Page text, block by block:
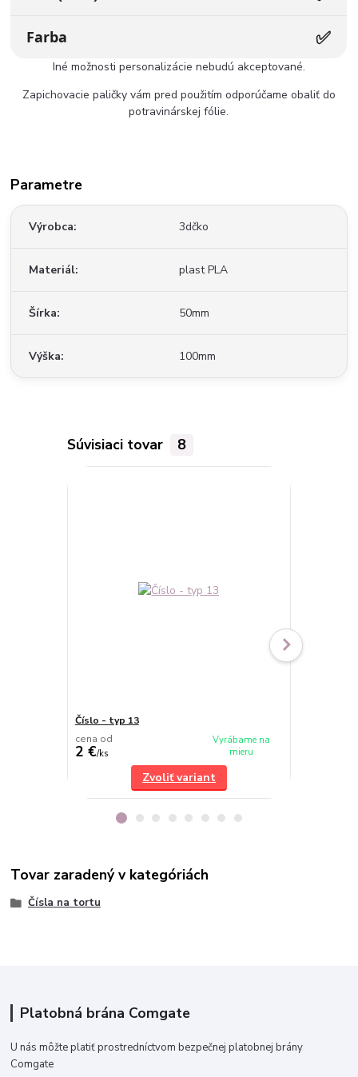
Farba ✅
Iné možnosti personalizácie nebudú akceptované.
Zapichovacie paličky vám pred použitím odporúčame obaliť do
potravinárskej fólie.
Parametre
Výrobca 3dčko
Materiál plast PLA
Šírka 50mm
Výška 100mm
Súvisiaci tovar 8
Číslo - typ 13
cena od
2 €/ks
Vyrábame na
mieru
Zvoliť variant
Tovar zaradený v kategóriách
Čísla na tortu
Platobná brána Comgate
U nás môžte platiť prostredníctvom bezpečnej platobnej brány
Comgate